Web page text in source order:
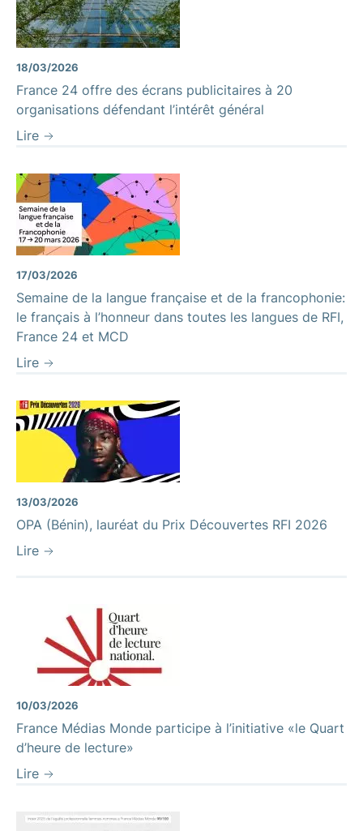
18/03/2026
France 24 offre des écrans publicitaires à 20
organisations défendant l’intérêt général
Lire
17/03/2026
Semaine de la langue française et de la francophonie:
le français à l’honneur dans toutes les langues de RFI,
France 24 et MCD
Lire
13/03/2026
OPA (Bénin), lauréat du Prix Découvertes RFI 2026
Lire
10/03/2026
France Médias Monde participe à l’initiative «le Quart
d’heure de lecture»
Lire